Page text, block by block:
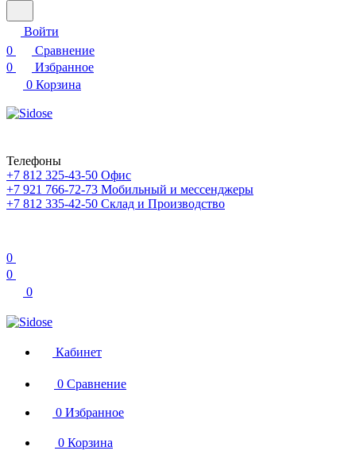
Войти
0
Сравнение
0
Избранное
0 Корзина
Телефоны
+7 812 325-43-50 Офис
+7 921 766-72-73 Мобильный и мессенджеры
+7 812 335-42-50 Склад и Производство
0
0
0
Кабинет
0 Сравнение
0 Избранное
0 Корзина